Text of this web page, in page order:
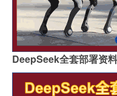
DeepSeek全套部署资